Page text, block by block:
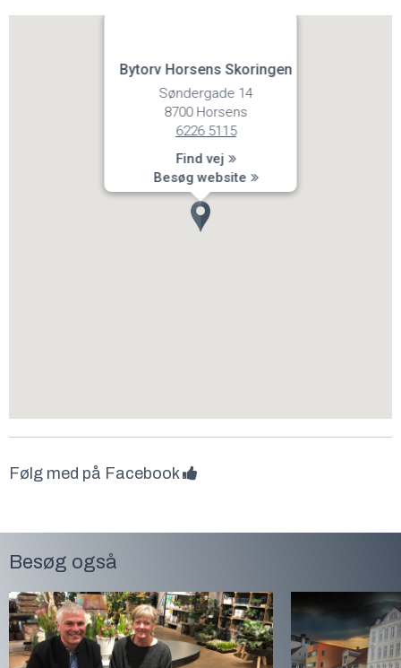
Bytorv Horsens Skoringen
Søndergade 14
8700 Horsens
6226 5115
Find vej
Besøg website
Følg med på Facebook
Besøg også